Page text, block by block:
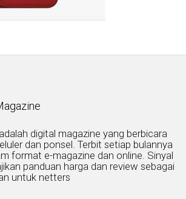
digital magazine yang berbicara
dan ponsel. Terbit setiap bulannya
format e-magazine dan online. Sinyal
panduan harga dan review sebagai
untuk netters